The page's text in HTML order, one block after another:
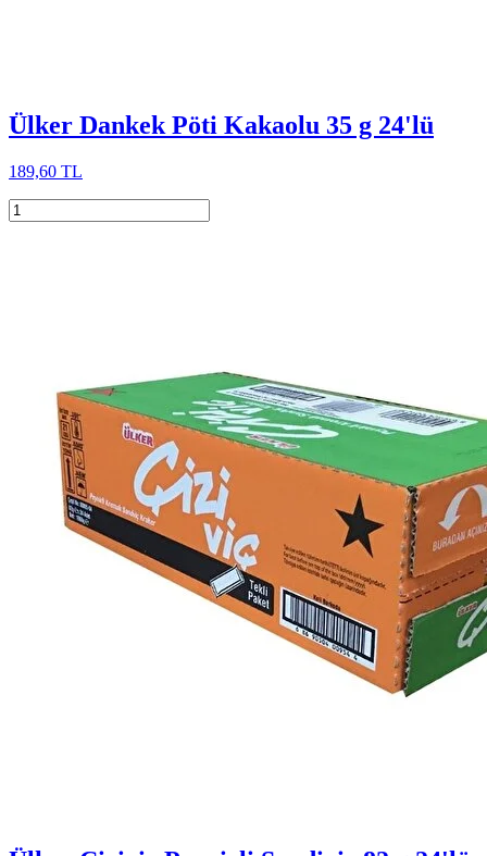
Ülker Dankek Pöti Kakaolu 35 g 24'lü
189,60 TL